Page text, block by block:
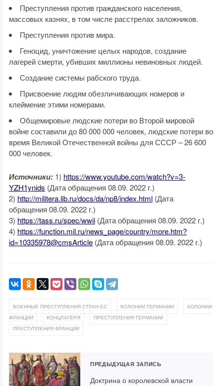
Преступления против гражданского населения,
массовых казнях, в том числе расстрелах заложников.
Преступления против мира.
Геноцид, уничтожение целых народов, создание
лагерей смерти, убивших миллионы невиновных людей.
Создание системы рабского труда.
Присвоение людям обезличивающих номеров и
клеймение этими номерами.
Общемировые людские потери во Второй мировой
войне составили до 80 000 000 человек, людские потери во
время Великой Отечественной войны для СССР – 26 600
000 человек.
Источники:1) https://www.youtube.com/watch?v=3-
YZH1ynids (Дата обращения 08.09. 2022 г.)
2) http://militera.lib.ru/docs/da/np8/index.html(Дата
обращения 08.09. 2022 г.)
3) https://tass.ru/spec/wwii(Дата обращения 08.09. 2022 г.)
4) https://function.mil.ru/news_page/country/more.htm?
id=10335978@cmsArticle(Дата обращения 08.09. 2022 г.)
ВОЕННЫЕ ПРЕСТУПЛЕНИЯ СТРАН ЕС КОЛОНИИ ГЕРМАНИИ
КОЛОНИИ
ФРАНЦИИ
КОНЦЛАГЕРЯ ПРЕСТУПЛЕНИЯ ГЕРМАНИИ
ПРЕСТУПЛЕНИЯ ФРАНЦИИ
ПРЕДЫДУЩАЯ ЗАПИСЬ
Доктрина о королевской власти